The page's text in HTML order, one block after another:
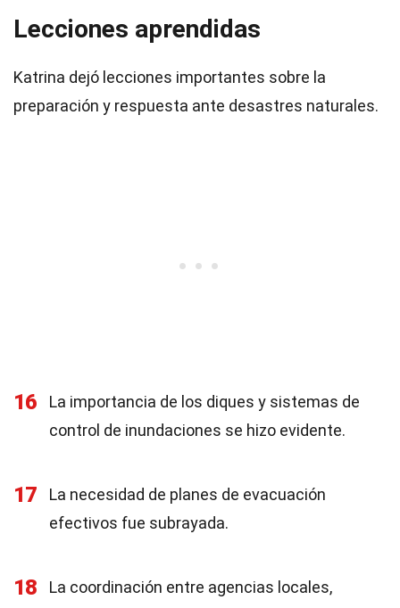
Lecciones aprendidas
Katrina dejó lecciones importantes sobre la
preparación y respuesta ante desastres naturales.
16
La importancia de los diques y sistemas de
control de inundaciones se hizo evidente.
17
La necesidad de planes de evacuación
efectivos fue subrayada.
18
La coordinación entre agencias locales,